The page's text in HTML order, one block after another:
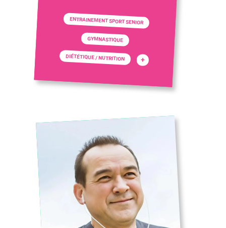
ENTRAINEMENT SPORT SENIOR
GYMNASTIQUE
DIÉTÉTIQUE / NUTRITION +